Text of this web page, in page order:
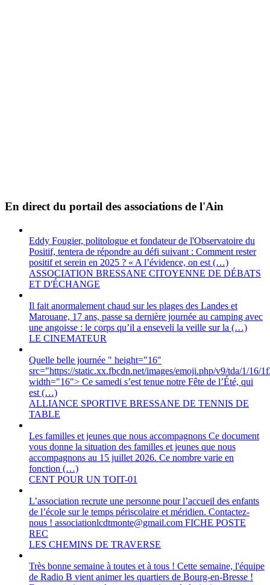
En direct du portail des associations de l'Ain
Eddy Fougier, politologue et fondateur de l'Observatoire du
Positif, tentera de répondre au défi suivant : Comment rester
positif et serein en 2025 ? « A l’évidence, on est (…)
ASSOCIATION BRESSANE CITOYENNE DE DÉBATS
ET D'ÉCHANGE
Il fait anormalement chaud sur les plages des Landes et
Marouane, 17 ans, passe sa dernière journée au camping avec
une angoisse : le corps qu’il a enseveli la veille sur la (…)
LE CINEMATEUR
Quelle belle journée " height="16"
src="https://static.xx.fbcdn.net/images/emoji.php/v9/tda/1/16/
width="16"> Ce samedi s’est tenue notre Fête de l’Été, qui
est (…)
ALLIANCE SPORTIVE BRESSANE DE TENNIS DE
TABLE
Les familles et jeunes que nous accompagnons Ce document
vous donne la situation des familles et jeunes que nous
accompagnons au 15 juillet 2026. Ce nombre varie en
fonction (…)
CENT POUR UN TOIT-01
L’association recrute une personne pour l’accueil des enfants
de l’école sur le temps périscolaire et méridien. Contactez-
nous ! associationlcdtmonte@gmail.com FICHE POSTE
REC
LES CHEMINS DE TRAVERSE
Très bonne semaine à toutes et à tous ! Cette semaine, l'équipe
de Radio B vient animer les quartiers de Bourg-en-Bresse !